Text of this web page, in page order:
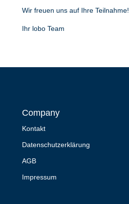
Wir freuen uns auf Ihre Teilnahme!
Ihr lobo Team
Company
Kontakt
Datenschutzerklärung
AGB
Impressum